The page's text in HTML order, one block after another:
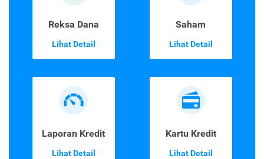
Reksa Dana
Lihat Detail
Saham
Lihat Detail
Laporan Kredit
Lihat Detail
Kartu Kredit
Lihat Detail